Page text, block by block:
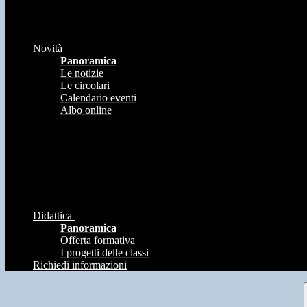
Novità
Panoramica
Le notizie
Le circolari
Calendario eventi
Albo online
Didattica
Panoramica
Offerta formativa
I progetti delle classi
Richiedi informazioni